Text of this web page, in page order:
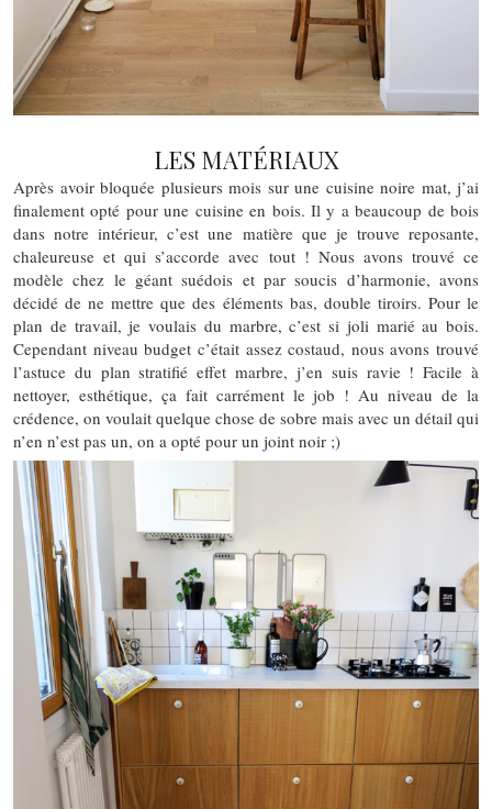
LES MATÉRIAUX
Après avoir bloquée plusieurs mois sur une cuisine noire mat, j’ai
finalement opté pour une cuisine en bois. Il y a beaucoup de bois
dans notre intérieur, c’est une matière que je trouve reposante,
chaleureuse et qui s’accorde avec tout ! Nous avons trouvé ce
modèle chez le géant suédois et par soucis d’harmonie, avons
décidé de ne mettre que des éléments bas, double tiroirs. Pour le
plan de travail, je voulais du marbre, c’est si joli marié au bois.
Cependant niveau budget c’était assez costaud, nous avons trouvé
l’astuce du plan stratifié effet marbre, j’en suis ravie ! Facile à
nettoyer, esthétique, ça fait carrément le job ! Au niveau de la
crédence, on voulait quelque chose de sobre mais avec un détail qui
n’en n’est pas un, on a opté pour un joint noir ;)